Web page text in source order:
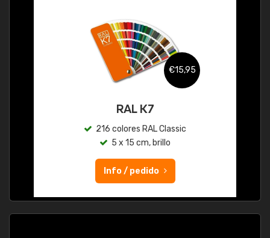
€15,95
RAL K7
216 colores RAL Classic
5 x 15 cm, brillo
Info / pedido